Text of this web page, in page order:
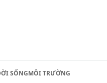
SỐNGMÔI TRƯỜNG